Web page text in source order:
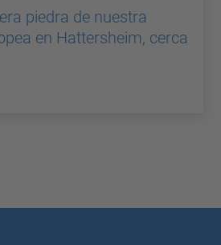
piedra de nuestra
en Hattersheim, cerca